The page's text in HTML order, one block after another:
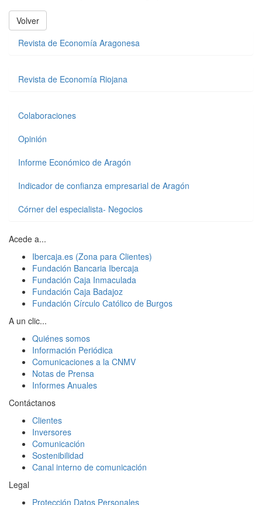
Volver
Revista de Economía Aragonesa
Revista de Economía Riojana
Colaboraciones
Opinión
Informe Económico de Aragón
Indicador de confianza empresarial de Aragón
Córner del especialista- Negocios
Acede a...
Ibercaja.es (Zona para Clientes)
Fundación Bancaria Ibercaja
Fundación Caja Inmaculada
Fundación Caja Badajoz
Fundación Círculo Católico de Burgos
A un clic...
Quiénes somos
Información Periódica
Comunicaciones a la CNMV
Notas de Prensa
Informes Anuales
Contáctanos
Clientes
Inversores
Comunicación
Sostenibilidad
Canal interno de comunicación
Legal
Protección Datos Personales